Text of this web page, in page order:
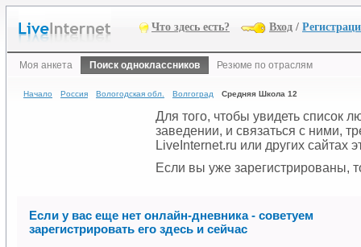
Что здесь есть? Вход /
Моя анкета Поиск одноклассников Резюме по отраслям
Начало Россия Вологодская обл. Волгоград Средняя Школа 12
Для того, чтобы увидеть список
заведении, и связаться с ними,
LiveInternet.ru или других сайтах
Если вы уже зарегистрированы,
Если у вас еще нет онлайн-дневника - советуем
зарегистрировать его здесь и сейчас